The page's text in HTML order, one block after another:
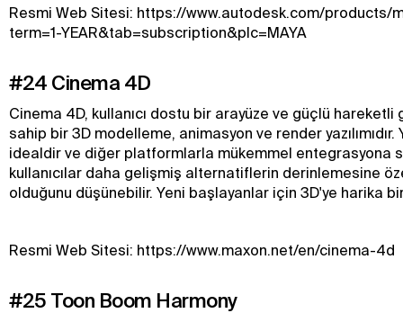
Resmi Web Sitesi: https://www.autodesk.com/products/
term=1-YEAR&tab=subscription&plc=MAYA
#24 Cinema 4D
Cinema 4D, kullanıcı dostu bir arayüze ve güçlü hareketli
sahip bir 3D modelleme, animasyon ve render
idealdir ve diğer platformlarla mükemmel entegrasyona
kullanıcılar daha gelişmiş alternatiflerin derinlemesine
olduğunu düşünebilir. Yeni başlayanlar için 3D'ye harika
Resmi Web Sitesi: https://www.maxon.net/en/cinema-4d
#25 Toon Boom Harmony